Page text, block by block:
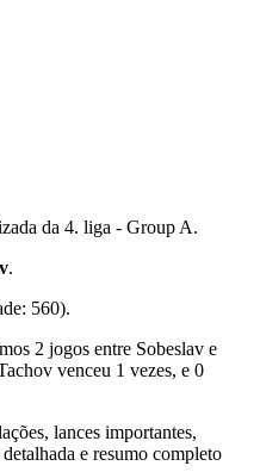
da 4. liga - Group A.
.
560).
2 jogos entre Sobeslav e
venceu 1 vezes, e 0
lances importantes,
e resumo completo